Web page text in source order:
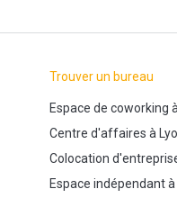
Trouver un bureau
Espace de coworking à
Centre d'affaires à
Colocation
Espace indépendantà